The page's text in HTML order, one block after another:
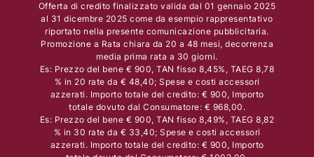
Offerta di credito finalizzato valida dal 01 gennaio 2025
al 31 dicembre 2025 come da esempio rappresentativo
riportato nella presente comunicazione pubblicitaria.
Promozione a Rata chiara da 20 a 48 mesi, decorrenza
media prima rata a 30 giorni.
Es: Prezzo del bene € 900, TAN fisso 8,45%, TAEG 8,78
% in 20 rate da € 48,40; Spese e costi accessori
azzerati. Importo totale del credito: € 900, Importo
totale dovuto dal Consumatore: € 968,00.
Es: Prezzo del bene € 900, TAN fisso 8,49%, TAEG 8,82
% in 30 rate da € 33,40; Spese e costi accessori
azzerati. Importo totale del credito: € 900, Importo